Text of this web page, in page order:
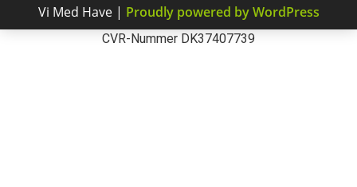
Vi Med Have | Proudly powered by WordPress
CVR-Nummer DK37407739